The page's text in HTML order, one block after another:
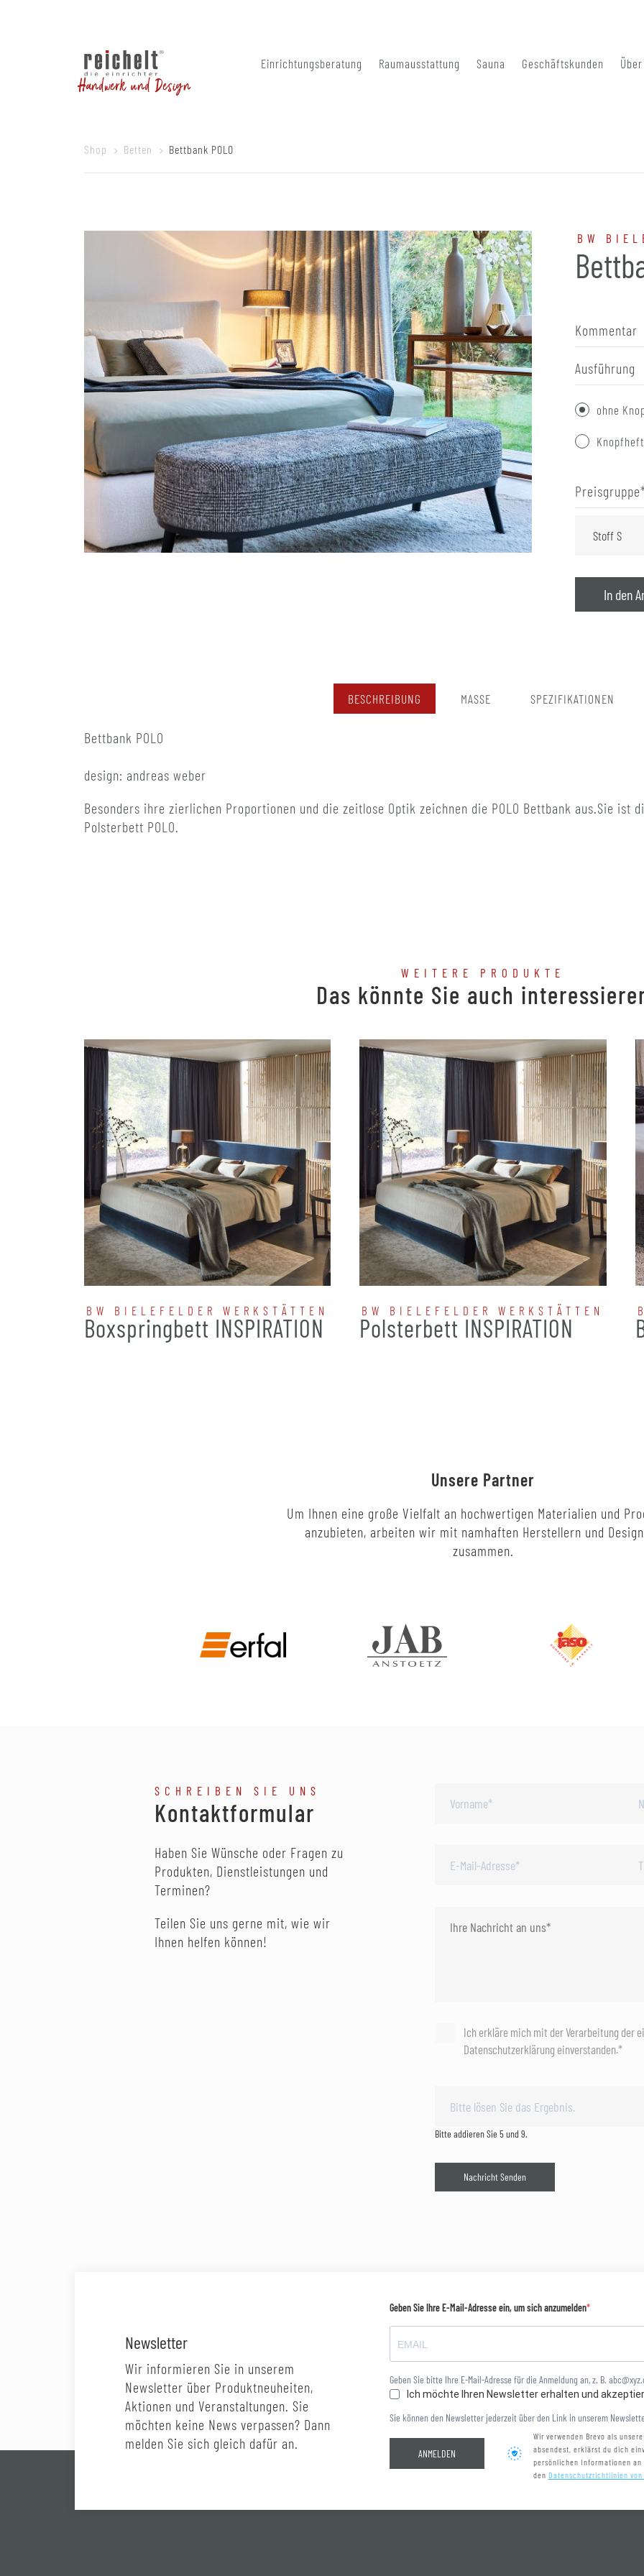
Handwerk und Design
Einrichtungsberatung Raumausstattung Sauna Geschäftskunden
Shop Betten Bettbank POLO
BW
Kommentar
Ausführung
ohne
Preisgruppe
In den
BESCHREIBUNG MASSE SPEZIFIKATIONEN
Bettbank POLO
design: andreas weber
Besonders ihre zierlichen Proportionen und die zeitlose Optik zeichnen die POLO Bettbank aus.Sie ist
Polsterbett POLO.
WEITERE PRODUKTE
Das könnte Sie auch
BW BIELEFELDER WERKSTÄTTEN
Boxspringbett INSPIRATION
BW BIELEFELDER WERKSTÄTTEN
Polsterbett INSPIRATION
Unsere Partner
Um Ihnen eine große Vielfalt an hochwertigen Materialien und
anzubieten, arbeiten wir mit namhaften Herstellern und
zusammen.
SCHREIBEN SIE UNS
Kontaktformular
Haben Sie Wünsche oder Fragen zu
Produkten, Dienstleistungen und
Terminen?
Teilen Sie uns gerne mit, wie wir
Ihnen helfen können!
Ich erkläre mich mit der Verarbeitung der
Datenschutzerklärung einverstanden.*
Bitte addieren Sie 5 und 9.
Nachricht Senden
Newsletter
Wir informieren Sie in unserem
Newsletter über Produktneuheiten,
Aktionen und Veranstaltungen. Sie
möchten keine News verpassen? Dann
melden Sie sich gleich dafür an.
Geben Sie Ihre E-Mail-Adresse ein, um sich anzumelden
Geben Sie bitte Ihre E-Mail-Adresse für die Anmeldung an, z. B.
Ich möchte Ihren Newsletter erhalten und
Sie können den Newsletter jederzeit über den Link in unserem
ANMELDEN
Wir verwenden Brevo als
absendest, erklärst du dich
persönlichen Informationen an
den Datenschutzrichtlinien von